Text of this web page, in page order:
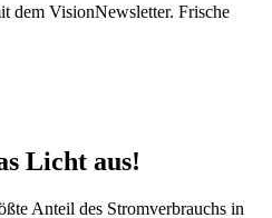
dem VisionNewsletter. Frische
Licht aus!
Anteil des Stromverbrauchs in